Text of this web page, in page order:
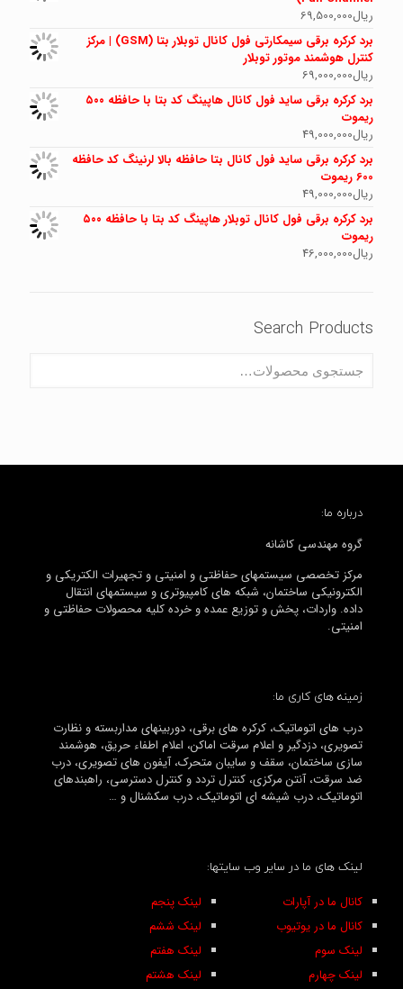
ریال69,500,000
برد کرکره برقی سیمکارتی فول کانال توبلار بتا (GSM) | مرکز
کنترل هوشمند موتور توبلار
ریال69,000,000
برد کرکره برقی ساید فول کانال هاپینگ کد بتا با حافظه ۵۰۰
ریموت
ریال49,000,000
برد کرکره برقی ساید فول کانال بتا حافظه بالا لرنینگ کد حافظه
600 ریموت
ریال49,000,000
برد کرکره برقی فول کانال توبلار هاپینگ کد بتا با حافظه ۵۰۰
ریموت
ریال46,000,000
Search Products
درباره ما:
گروه مهندسی کاشانه
مرکز تخصصی سیستمهای حفاظتی و امنیتی و تجهیرات الکتریکی و
الکترونیکی ساختمان، شبکه های کامپیوتری و سیستمهای انتقال
داده. واردات، پخش و توزیع عمده و خرده کلیه محصولات حفاظتی و
امنیتی.
زمینه های کاری ما:
درب های اتوماتیک، کرکره های برقی، دوربینهای مداربسته و نظارت
تصویری، دزدگیر و اعلام سرقت اماکن، اعلام اطفاء حریق، هوشمند
سازی ساختمان، سقف و سایبان متحرک، آیفون های تصویری، درب
ضد سرقت، آنتن مرکزی، کنترل تردد و کنترل دسترسی، راهبندهای
اتوماتیک، درب شیشه ای اتوماتیک، درب سکشنال و …
لینک های ما در سایر وب سایتها:
لینک پنجم
لینک ششم
لینک هفتم
لینک هشتم
کانال ما در آپارات
کانال ما در یوتیوب
لینک سوم
لینک چهارم